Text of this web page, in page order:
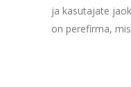
ja kasutajate
on perefirma,